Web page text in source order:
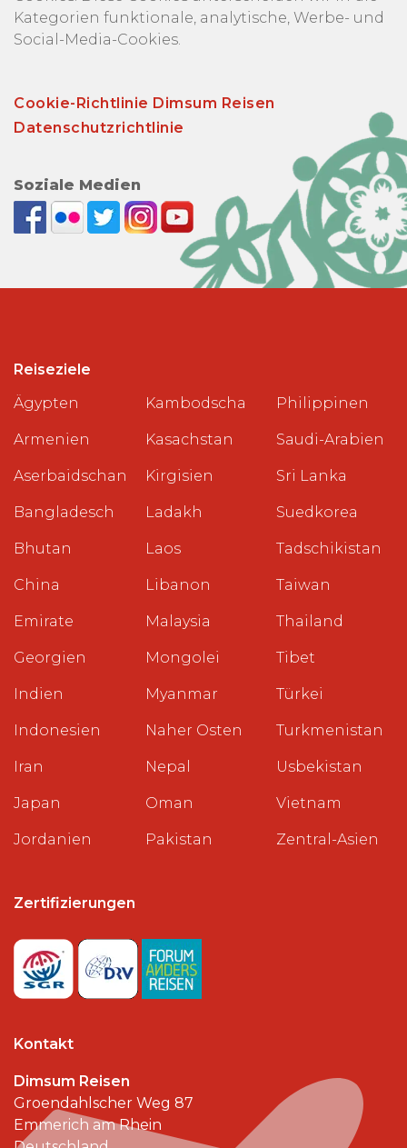
Kategorien funktionale, analytische, Werbe- und
Social-Media-Cookies.
Cookie-Richtlinie Dimsum Reisen
Datenschutzrichtlinie
Soziale Medien
Reiseziele
Ägypten
Armenien
Aserbaidschan
Bangladesch
Bhutan
China
Emirate
Georgien
Indien
Indonesien
Iran
Japan
Jordanien
Kambodscha
Kasachstan
Kirgisien
Ladakh
Laos
Libanon
Malaysia
Mongolei
Myanmar
Naher Osten
Nepal
Oman
Pakistan
Philippinen
Saudi-Arabien
Sri Lanka
Suedkorea
Tadschikistan
Taiwan
Thailand
Tibet
Türkei
Turkmenistan
Usbekistan
Vietnam
Zentral-Asien
Zertifizierungen
Kontakt
Dimsum Reisen
Groendahlscher Weg 87
Emmerich am Rhein